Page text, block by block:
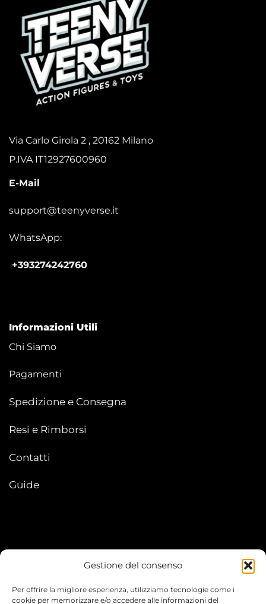
Gestione del consenso
Per offrire la migliore esperienza, utilizziamo tecnologie come i
cookie per memorizzare e/o accedere alle informazioni del
Via Carlo Girola 2 , 20162 Milano
P.IVA IT12927600960
E-Mail
support@teenyverse.it
WhatsApp:
+393274242760
Informazioni Utili
Chi Siamo
Pagamenti
Spedizione e Consegna
Resi e Rimborsi
Contatti
Guide
I Miei Ordini